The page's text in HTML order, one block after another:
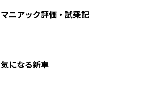
マニアック評価・試乗記
気になる新車